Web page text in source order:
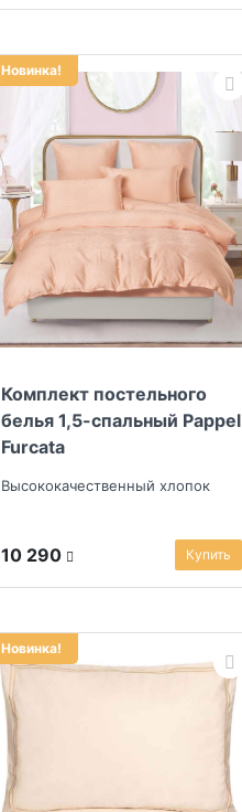
Новинка!
Комплект постельного
белья 1,5-спальный Pappel
Furcata
Высококачественный хлопок
10 290 Купить
Новинка!